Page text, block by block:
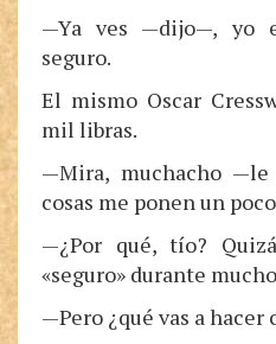
—Ya ves —dijo—, yo
seguro.
El mismo Oscar
mil libras.
—Mira, muchacho
cosas me ponen un
—¿Por qué, tío?
«seguro» durante
—Pero ¿qué vas a hacer